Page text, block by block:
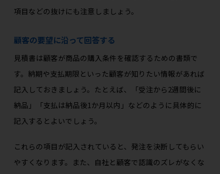
項目などの抜けにも注意しましょう。
顧客の要望に沿って回答する
見積書は顧客が商品の購入条件を確認するための書類で
す。納期や支払期限といった顧客が知りたい情報があれば
記入しておきましょう。たとえば、「受注から2週間後に
納品」「支払は納品後1か月以内」などのように具体的に
記入するとよいでしょう。
これらの項目が記入されていると、発注を決断してもらい
やすくなります。また、自社と顧客で認識のズレがなくな